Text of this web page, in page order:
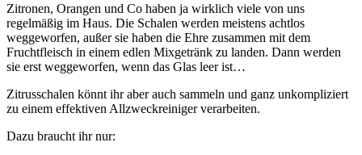
Zitronen, Orangen und Co haben ja wirklich viele von uns
regelmäßig im Haus. Die Schalen werden meistens achtlos
weggeworfen, außer sie haben die Ehre zusammen mit dem
Fruchtfleisch in einem edlen Mixgetränk zu landen. Dann werden
sie erst weggeworfen, wenn das Glas leer ist…
Zitrusschalen könnt ihr aber auch sammeln und ganz unkompliziert
zu einem effektiven Allzweckreiniger verarbeiten.
Dazu braucht ihr nur: